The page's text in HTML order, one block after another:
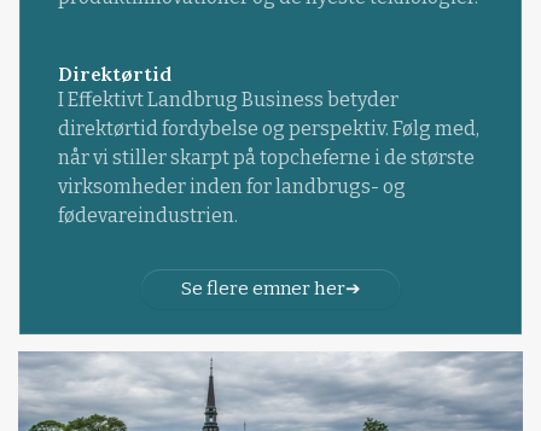
Direktørtid
I Effektivt Landbrug Business betyder
direktørtid fordybelse og perspektiv. Følg med,
når vi stiller skarpt på topcheferne i de største
virksomheder inden for landbrugs- og
fødevareindustrien.
Se flere emner her